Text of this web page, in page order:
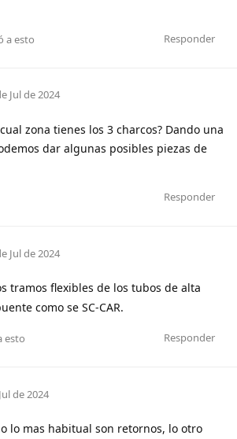
Responder
a esto
Jul de 2024
zona tienes los 3 charcos? Dando una
dar algunas posibles piezas de
Responder
Jul de 2024
tramos flexibles de los tubos de alta
como se SC-CAR.
Responder
esto
de 2024
lo mas habitual son retornos, lo otro